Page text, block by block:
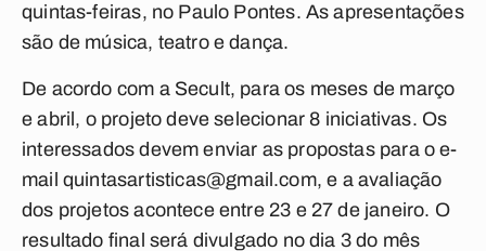
quintas-feiras, no Paulo Pontes. As apresentações
são de música, teatro e dança.
De acordo com a Secult, para os meses de março
e abril, o projeto deve selecionar 8 iniciativas. Os
interessados devem enviar as propostas para o e-
mail quintasartisticas@gmail.com,e a avaliação
dos projetos acontece entre 23 e 27 de janeiro. O
resultado final será divulgado no dia 3 do mês